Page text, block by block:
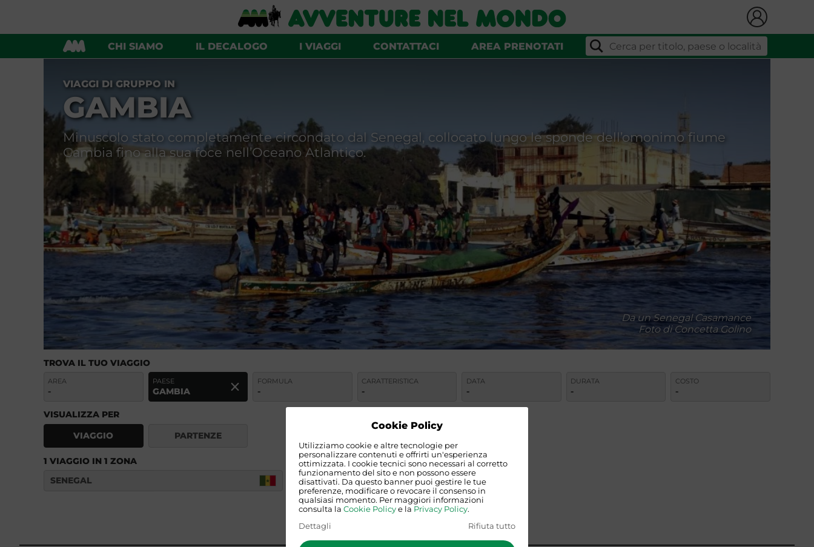
Cookie Policy
Utilizziamo cookie e altre tecnologie per
personalizzare contenuti e offrirti un'esperienza
ottimizzata. I cookie tecnici sono necessari al corretto
funzionamento del sito e non possono essere
disattivati. Da questo banner puoi gestire le tue
preferenze, modificare o revocare il consenso in
qualsiasi momento. Per maggiori informazioni
consulta la Cookie Policye la Privacy Policy.
Dettagli
Rifiuta tutto
CHI SIAMO IL DECALOGO I VIAGGI CONTATTACI AREA PRENOTATI
VIAGGI DI GRUPPO IN
GAMBIA
Minuscolo stato completamente circondato dal Senegal, collocato lungo le sponde dell’omonimo fiume
Gambia fino alla sua foce nell’Oceano Atlantico.
Da un Senegal Casamance
Foto di Concetta Golino
TROVA IL TUO VIAGGIO
AREA
-
PAESE
GAMBIA
FORMULA
-
CARATTERISTICA
-
DATA
-
DURATA
-
COSTO
-
VISUALIZZA PER
VIAGGIO
PARTENZE
1 VIAGGIO IN 1 ZONA
SENEGAL